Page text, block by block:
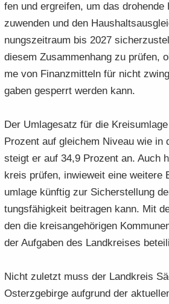
fen und er­grei­fen, um das
zu­wen­den und den
nungs­zeit­raum bis 2027
die­sem Zu­sam­men­hang zu prü­fen,
me von Fi­nanz­mit­teln für nicht
ga­ben ge­sperrt wer­den kann.
Der Um­la­ge­satz für die
Pro­zent auf glei­chem Ni­veau wie in
steigt er auf 34,9 Pro­zent an. Auch
kreis prü­fen, in­wie­weit eine wei­te­re
um­la­ge künf­tig zur Si­cher­stel­lung
tungs­fä­hig­keit bei­tra­gen kann. Mit
den die kreis­an­ge­hö­ri­gen
der Auf­ga­ben des Land­krei­ses
Nicht zu­letzt muss der Land­kreis
Osterzgebirge auf­grund der